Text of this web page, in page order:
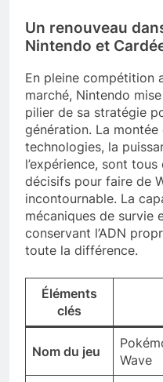
Un renouveau
Nintendo et
En pleine compétition
marché, Nintendo
pilier de sa stratégie
génération. La montée
technologies, la
l’expérience, sont
décisifs pour faire de
incontournable. La
mécaniques de survie
conservant l’ADN
toute la différence.
Éléments
clés
Nom du jeu
Wave